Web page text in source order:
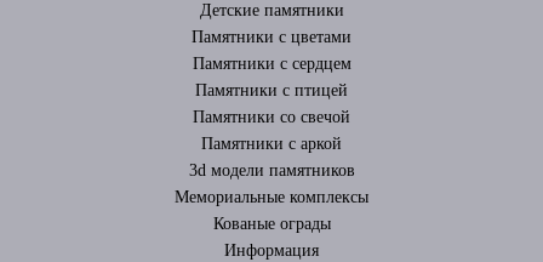
Детские памятники
Памятники с цветами
Памятники с сердцем
Памятники с птицей
Памятники со свечой
Памятники с аркой
3d модели памятников
Мемориальные комплексы
Кованые ограды
Информация